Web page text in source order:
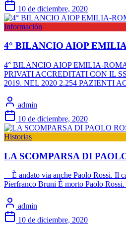
10 de diciembre, 2020
Información
4° BILANCIO AIOP
4° BILANCIO AIOP EMILIA-
PRIVATI ACCREDITATI CON IL
2019. NEL 2020 2.254 PAZIENTI
admin
10 de diciembre, 2020
Historias
LA SCOMPARSA DI
È andato via anche Paolo Rossi. Il
Pierfranco Bruni È morto Paolo
admin
10 de diciembre, 2020